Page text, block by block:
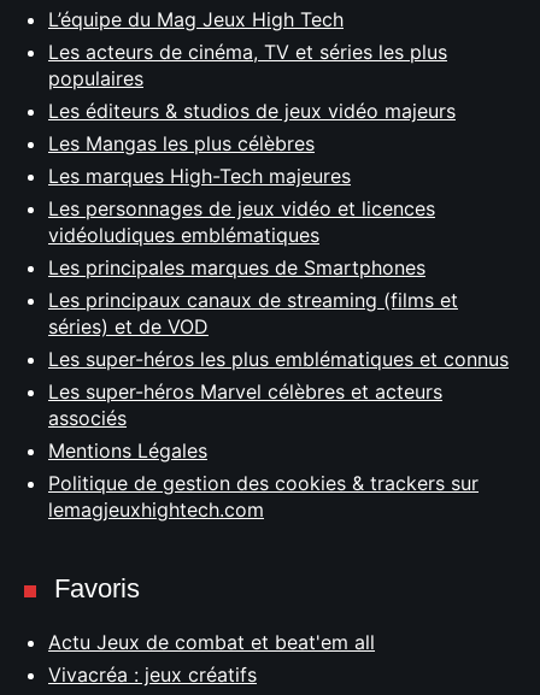
L’équipe du Mag Jeux High Tech
Les acteurs de cinéma, TV et séries les plus
populaires
Les éditeurs & studios de jeux vidéo majeurs
Les Mangas les plus célèbres
Les marques High-Tech majeures
Les personnages de jeux vidéo et licences
vidéoludiques emblématiques
Les principales marques de Smartphones
Les principaux canaux de streaming (films et
séries) et de VOD
Les super-héros les plus emblématiques et connus
Les super-héros Marvel célèbres et acteurs
associés
Mentions Légales
Politique de gestion des cookies & trackers sur
lemagjeuxhightech.com
Favoris
Actu Jeux de combat et beat'em all
Vivacréa : jeux créatifs